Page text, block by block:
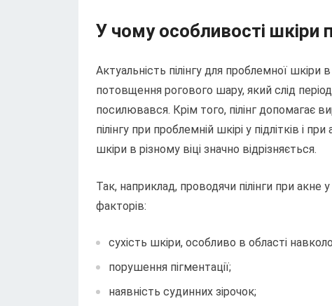
У чому особливості шкіри
Актуальність пілінгу для проблемної
потовщення рогового шару, який слід
посилювався. Крім того, пілінг допомагає
пілінгу при проблемній шкірі у підлітків і
шкіри в різному віці значно відрізняється.
Так, наприклад, проводячи пілінги при акне
факторів:
сухість шкіри, особливо в області
порушення пігментації;
наявність судинних зірочок;